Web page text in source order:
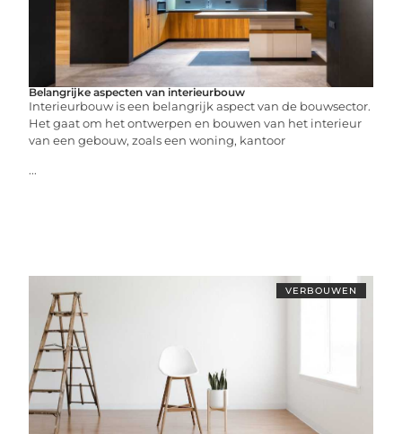
Belangrijke aspecten van interieurbouw
Interieurbouw is een belangrijk aspect van de bouwsector.
Het gaat om het ontwerpen en bouwen van het interieur
van een gebouw, zoals een woning, kantoor
...
VERBOUWEN